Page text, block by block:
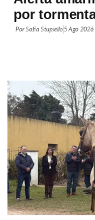
por
PorSofía Stupiello5 Ago 2026